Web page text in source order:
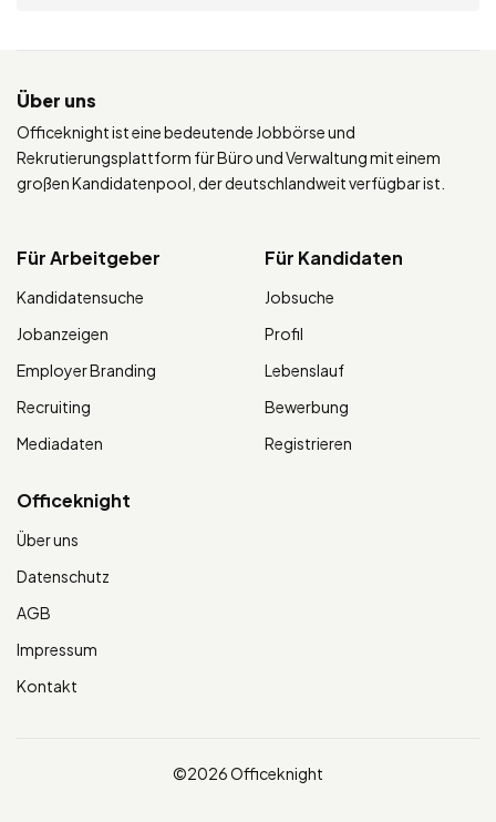
Über uns
Officeknight ist eine bedeutende Jobbörse und
Rekrutierungsplattform für Büro und Verwaltung mit einem
großen Kandidatenpool, der deutschlandweit verfügbar ist.
Für Arbeitgeber
Kandidatensuche
Jobanzeigen
Employer Branding
Recruiting
Mediadaten
Für Kandidaten
Jobsuche
Profil
Lebenslauf
Bewerbung
Registrieren
Officeknight
Über uns
Datenschutz
AGB
Impressum
Kontakt
©2026 Officeknight